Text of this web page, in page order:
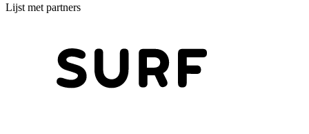
Lijst met partners